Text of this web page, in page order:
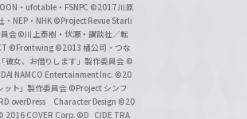
・ufotable・FSNPC ©2017 川原
・NEP・NHK ©Project Revue Starli
会©川上泰樹・伏瀬・講談社／転
©Frontwing ©2013 橘公司・つな
彼女、お借りします」製作委員会 ©
NAMCO Entertainment Inc. ©20
ット」製作委員会 ©Project シンフ
overDress Character Design ©20
2016 COVER Corp. ©D_CIDE TRA